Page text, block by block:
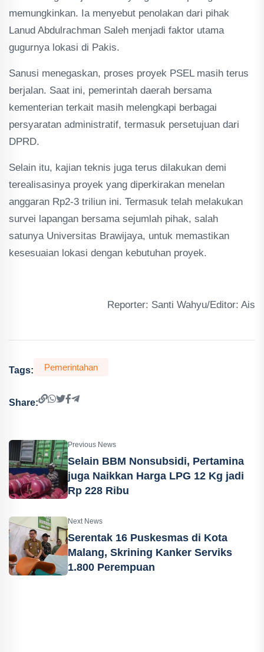
memungkinkan. Ia menyebut penolakan dari pihak
Lanud Abdulrachman Saleh menjadi faktor utama
gugurnya lokasi di Pakis.
Sanusi menegaskan, proses proyek PSEL masih terus
berjalan. Saat ini, pemerintah daerah bersama
kementerian terkait masih melengkapi berbagai
persyaratan administratif, termasuk persetujuan dari
DPRD.
Selain itu, kajian teknis juga terus dilakukan demi
terealisasinya proyek yang diperkirakan menelan
anggaran Rp2-3 triliun ini. Termasuk telah melakukan
survei lapangan bersama sejumlah pihak, salah
satunya Universitas Brawijaya, untuk memastikan
kesesuaian lokasi dengan kebutuhan proyek.
Reporter: Santi Wahyu/Editor: Ais
Tags: Pemerintahan
Share:
Previous News
Selain BBM Nonsubsidi, Pertamina
juga Naikkan Harga LPG 12 Kg jadi
Rp 228 Ribu
Next News
Serentak 16 Puskesmas di Kota
Malang, Skrining Kanker Serviks
1.800 Perempuan